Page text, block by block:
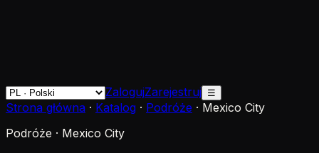
ZalogujZarejestruj ☰
Strona główna · Katalog · Podróże · Mexico City
Podróże · Mexico City